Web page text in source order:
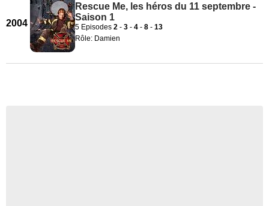
2004
Rescue Me, les héros du 11 septembre -
Saison 1
5 Episodes 2 - 3 - 4 - 8 - 13
Rôle: Damien